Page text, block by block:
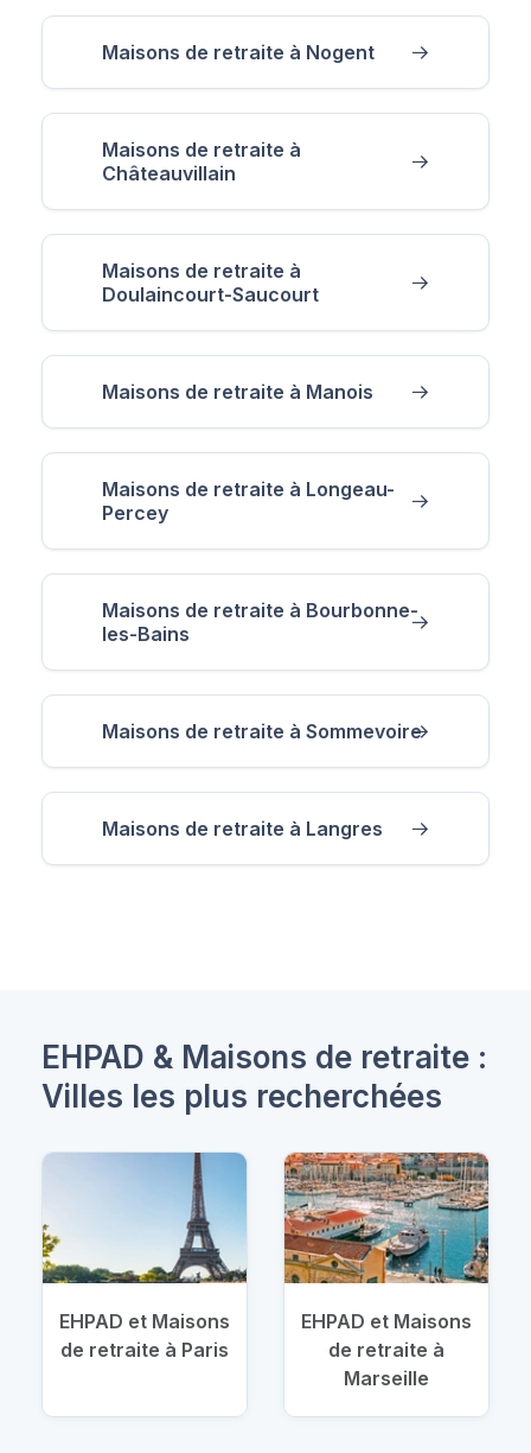
Maisons de retraite à Nogent
Maisons de retraite à
Châteauvillain
Maisons de retraite à
Doulaincourt-Saucourt
Maisons de retraite à Manois
Maisons de retraite à Longeau-
Percey
Maisons de retraite à Bourbonne-
les-Bains
Maisons de retraite à Sommevoire
Maisons de retraite à Langres
EHPAD & Maisons de retraite :
Villes les plus recherchées
EHPAD et Maisons
de retraite à Paris
EHPAD et Maisons
de retraite à
Marseille